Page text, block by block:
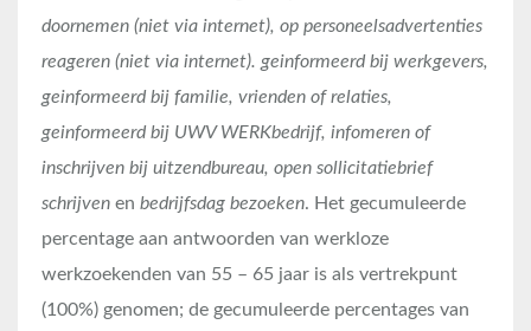
doornemen (niet via internet), op personeelsadvertenties
reageren (niet via internet). geinformeerd bij werkgevers,
geinformeerd bij familie, vrienden of relaties,
geinformeerd bij UWV WERKbedrijf, infomeren of
inschrijven bij uitzendbureau, open sollicitatiebrief
schrijven en bedrijfsdag bezoeken. Het gecumuleerde
percentage aan antwoorden van werkloze
werkzoekenden van 55 – 65 jaar is als vertrekpunt
(100%) genomen; de gecumuleerde percentages van